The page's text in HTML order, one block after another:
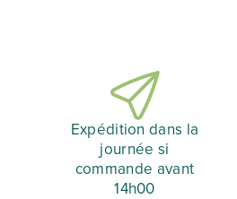
Expédition dans la
journée si
commande avant
14h00